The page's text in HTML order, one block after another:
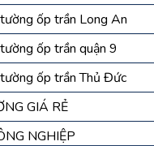
ốp trần Long An
ốp trần quận 9
ốp trần Thủ Đức
GIÁ RẺ
NGHIỆP